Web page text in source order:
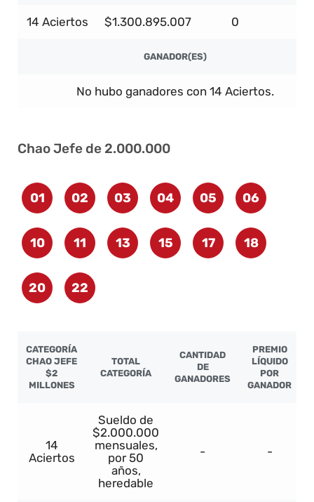
14 Aciertos $1.300.895.007 0
GANADOR(ES)
No hubo ganadores con 14 Aciertos.
Chao Jefe de 2.000.000
01 02 03 04 05 06
10 11 13 15 17 18
20 22
CATEGORÍA
CHAO JEFE
$2
MILLONES
TOTAL
CATEGORÍA
CANTIDAD
DE
GANADORES
PREMIO
LÍQUIDO
POR
GANADOR
14
Aciertos
Sueldo de
$2.000.000
mensuales,
por 50
años,
heredable
- -